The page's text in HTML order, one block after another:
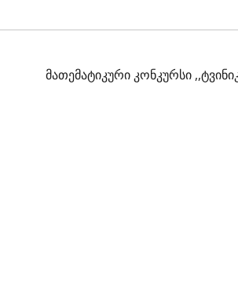
მათემატიკური კონკურსი